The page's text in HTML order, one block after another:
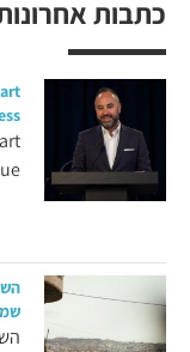
כתבות